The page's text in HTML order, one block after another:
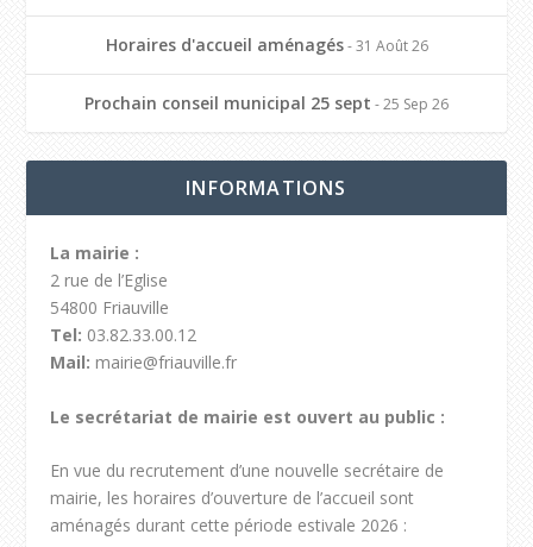
Horaires d'accueil aménagés- 31 Août 26
Prochain conseil municipal 25 sept - 25 Sep 26
INFORMATIONS
La mairie :
2 rue de l’Eglise
54800 Friauville
Tel: 03.82.33.00.12
Mail: mairie@friauville.fr
Le secrétariat de mairie est ouvert au public :
En vue du recrutement d’une nouvelle secrétaire de
mairie, les horaires d’ouverture de l’accueil sont
aménagés durant cette période estivale 2026 :